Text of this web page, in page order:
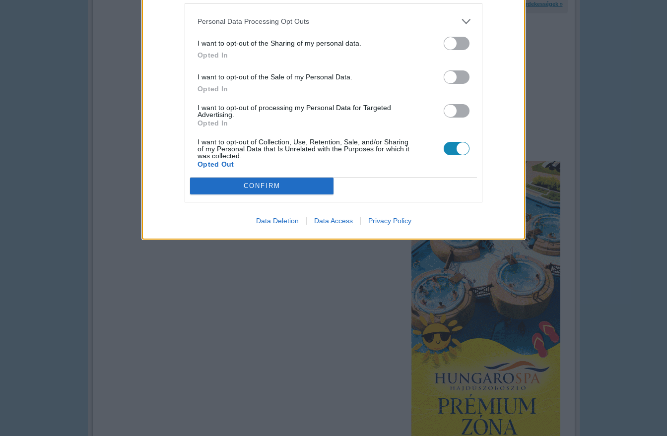
Personal Data Processing Opt Outs
I want to opt-out of the Sharing of my personal data.
Opted In
I want to opt-out of the Sale of my Personal Data.
Opted In
I want to opt-out of processing my Personal Data for Targeted
Advertising.
Opted In
I want to opt-out of Collection, Use, Retention, Sale, and/or Sharing
of my Personal Data that Is Unrelated with the Purposes for which it
was collected.
Opted Out
CONFIRM
Data Deletion Data Access Privacy Policy
További érdekességek »